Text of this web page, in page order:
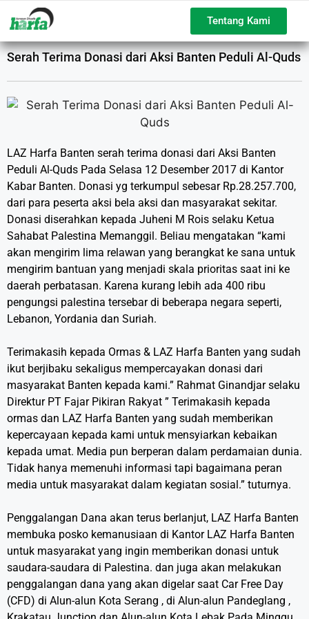
Tentang Kami
Serah Terima Donasi dari Aksi Banten Peduli Al-Quds
LAZ Harfa Banten serah terima donasi dari Aksi Banten
Peduli Al-Quds Pada Selasa 12 Desember 2017 di Kantor
Kabar Banten. Donasi yg terkumpul sebesar Rp.28.257.700,
dari para peserta aksi bela aksi dan masyarakat sekitar.
Donasi diserahkan kepada Juheni M Rois selaku Ketua
Sahabat Palestina Memanggil. Beliau mengatakan “kami
akan mengirim lima relawan yang berangkat ke sana untuk
mengirim bantuan yang menjadi skala prioritas saat ini ke
daerah perbatasan. Karena kurang lebih ada 400 ribu
pengungsi palestina tersebar di beberapa negara seperti,
Lebanon, Yordania dan Suriah.
Terimakasih kepada Ormas & LAZ Harfa Banten yang sudah
ikut berjibaku sekaligus mempercayakan donasi dari
masyarakat Banten kepada kami.” Rahmat Ginandjar selaku
Direktur PT Fajar Pikiran Rakyat ” Terimakasih kepada
ormas dan LAZ Harfa Banten yang sudah memberikan
kepercayaan kepada kami untuk mensyiarkan kebaikan
kepada umat. Media pun berperan dalam perdamaian dunia.
Tidak hanya memenuhi informasi tapi bagaimana peran
media untuk masyarakat dalam kegiatan sosial.” tuturnya.
Penggalangan Dana akan terus berlanjut, LAZ Harfa Banten
membuka posko kemanusiaan di Kantor LAZ Harfa Banten
untuk masyarakat yang ingin memberikan donasi untuk
saudara-saudara di Palestina. dan juga akan melakukan
penggalangan dana yang akan digelar saat Car Free Day
(CFD) di Alun-alun Kota Serang , di Alun-alun Pandeglang ,